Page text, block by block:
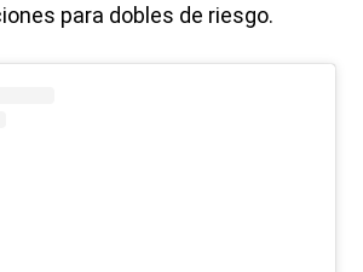
para dobles de riesgo.